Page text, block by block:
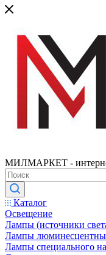
МИЛМАРКЕТ -
Каталог
Освещение
Лампы (источники
Лампы
Лампы специального